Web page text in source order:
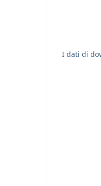
I dati di